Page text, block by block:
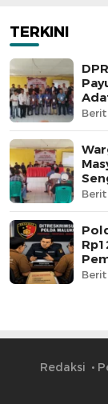
TERKINI
Redaksi